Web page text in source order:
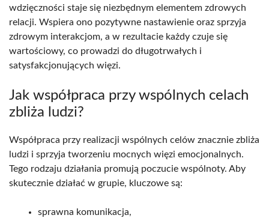
wdzięczności staje się niezbędnym elementem zdrowych
relacji. Wspiera ono pozytywne nastawienie oraz sprzyja
zdrowym interakcjom, a w rezultacie każdy czuje się
wartościowy, co prowadzi do długotrwałych i
satysfakcjonujących więzi.
Jak współpraca przy wspólnych celach
zbliża ludzi?
Współpraca przy realizacji wspólnych celów znacznie zbliża
ludzi i sprzyja tworzeniu mocnych więzi emocjonalnych.
Tego rodzaju działania promują poczucie wspólnoty. Aby
skutecznie działać w grupie, kluczowe są:
sprawna komunikacja,